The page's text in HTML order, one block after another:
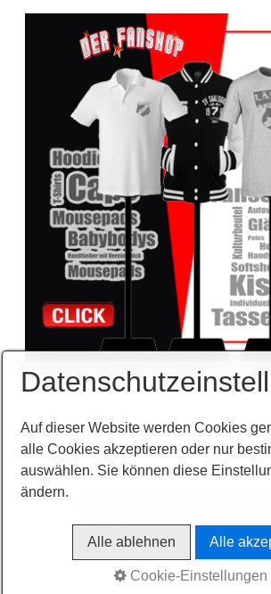
© 2025 SV Saaldorf
Auf dieser Website werden Cookies
alle Cookies akzeptieren oder nur
auswählen. Sie können diese
ändern.
Alle ablehnen Alle
Cookie-Einstellungen